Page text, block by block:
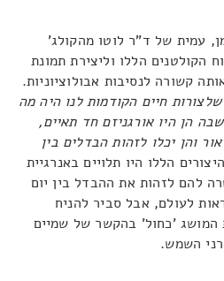
עמית של ד"ר לוטו מהקולג'
הקולטנים הללו וליצירת תמונת
קשורה לנסיבות אבולוציוניות.
חיים הקודמות לנו היה מה
הן היו אורגניזם חד תאיים,
והן יכלו לזהות הבדלים בין
הללו היו תלויים באנרגיית
להם לזהות את ההבדל בין יום
לעולם, אבל סביר להניח
המושג 'כחול' בהקשר של שמיים
השמש.